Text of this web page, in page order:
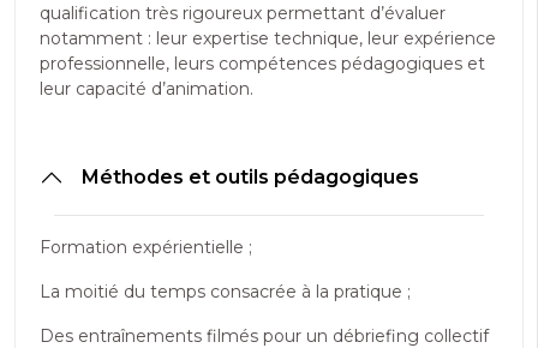
qualification très rigoureux permettant d’évaluer
notamment : leur expertise technique, leur expérience
professionnelle, leurs compétences pédagogiques et
leur capacité d’animation.
Méthodes et outils pédagogiques
Formation expérientielle ;
La moitié du temps consacrée à la pratique ;
Des entraînements filmés pour un débriefing collectif